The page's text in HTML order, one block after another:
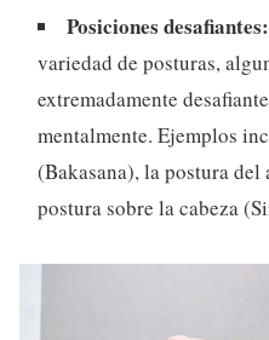
Posiciones desafiantes:
variedad de posturas,
extremadamente
mentalmente. Ejemplos
(Bakasana), la postura
postura sobre la cabeza